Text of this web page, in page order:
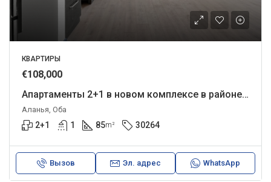
КВАРТИРЫ
€108,000
Апартаменты 2+1 в новом комплексе в районе Оба.
Аланья, Оба
2+1 1 85m² 30264
Вызов Эл. адрес WhatsApp